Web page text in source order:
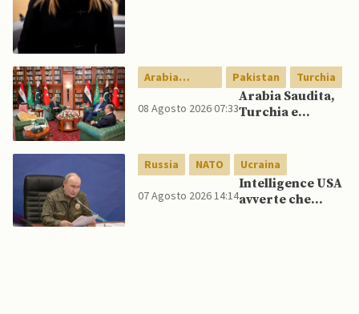
spagnoli
Arabia
Saudita
Pakistan Turchia
08 Agosto 2026 07:33
Arabia Saudita,
Turchia e
reciproca
Russia NATO Ucraina
07 Agosto 2026 14:14
Intelligence USA
avverte che